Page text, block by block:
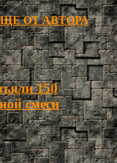
ОТ АВТОРА
150
смеси